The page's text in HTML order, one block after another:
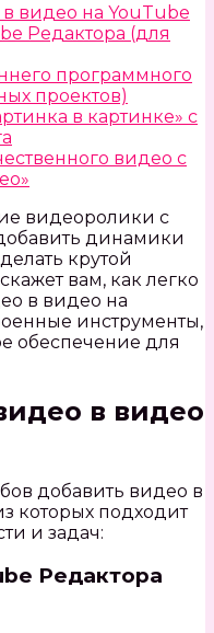
видео на YouTube
Редактора (для
программного
проектов)
в картинке» с
видео с
видеоролики с
динамики
крутой
вам, как легко
в видео на
инструменты,
обеспечение для
в видео
добавить видео в
которых подходит
и задач:
Редактора